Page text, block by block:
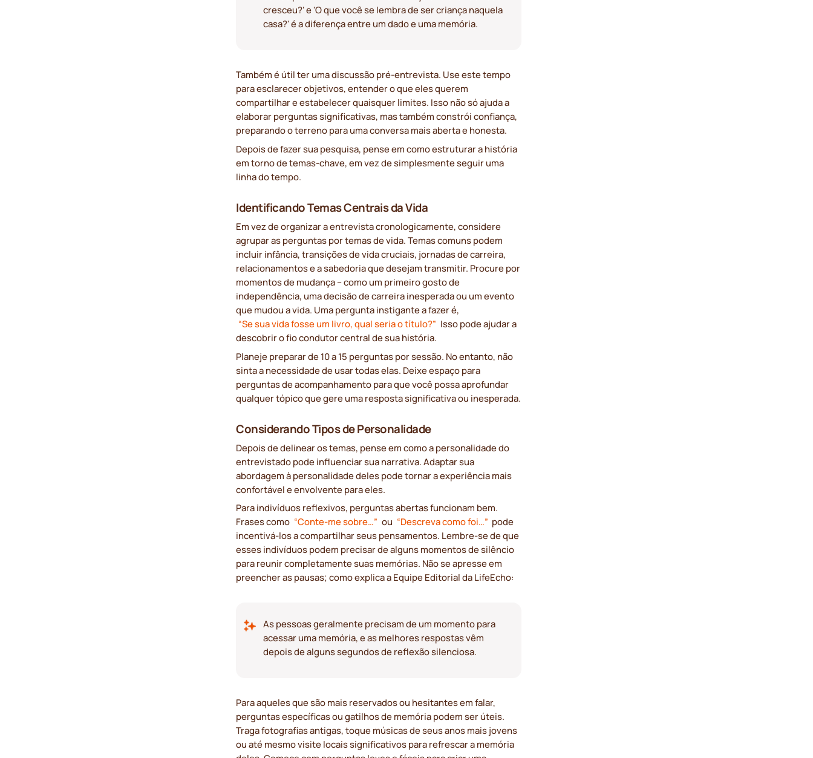
cresceu?' e 'O que você se lembra de ser criança naquela
casa?' é a diferença entre um dado e uma memória.
Também é útil ter uma discussão pré-entrevista. Use este tempo
para esclarecer objetivos, entender o que eles querem
compartilhar e estabelecer quaisquer limites. Isso não só ajuda a
elaborar perguntas significativas, mas também constrói confiança,
preparando o terreno para uma conversa mais aberta e honesta.
Depois de fazer sua pesquisa, pense em como estruturar a história
em torno de temas-chave, em vez de simplesmente seguir uma
linha do tempo.
Identificando Temas Centrais da Vida
Em vez de organizar a entrevista cronologicamente, considere
agrupar as perguntas por temas de vida. Temas comuns podem
incluir infância, transições de vida cruciais, jornadas de carreira,
relacionamentos e a sabedoria que desejam transmitir. Procure por
momentos de mudança – como um primeiro gosto de
independência, uma decisão de carreira inesperada ou um evento
que mudou a vida. Uma pergunta instigante a fazer é,
“Se sua vida fosse um livro, qual seria o título?” Isso pode ajudar a
descobrir o fio condutor central de sua história.
Planeje preparar de 10 a 15 perguntas por sessão. No entanto, não
sinta a necessidade de usar todas elas. Deixe espaço para
perguntas de acompanhamento para que você possa aprofundar
qualquer tópico que gere uma resposta significativa ou inesperada.
Considerando Tipos de Personalidade
Depois de delinear os temas, pense em como a personalidade do
entrevistado pode influenciar sua narrativa. Adaptar sua
abordagem à personalidade deles pode tornar a experiência mais
confortável e envolvente para eles.
Para indivíduos reflexivos, perguntas abertas funcionam bem.
Frases como “Conte-me sobre…” ou “Descreva como foi…” pode
incentivá-los a compartilhar seus pensamentos. Lembre-se de que
esses indivíduos podem precisar de alguns momentos de silêncio
para reunir completamente suas memórias. Não se apresse em
preencher as pausas; como explica a Equipe Editorial da LifeEcho:
As pessoas geralmente precisam de um momento para
acessar uma memória, e as melhores respostas vêm
depois de alguns segundos de reflexão silenciosa.
Para aqueles que são mais reservados ou hesitantes em falar,
perguntas específicas ou gatilhos de memória podem ser úteis.
Traga fotografias antigas, toque músicas de seus anos mais jovens
ou até mesmo visite locais significativos para refrescar a memória